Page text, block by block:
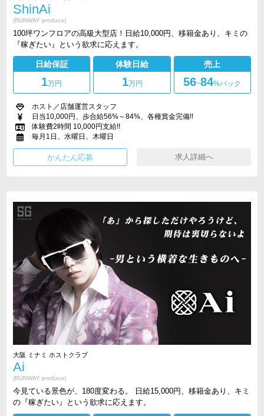
ShinAi
(RUNWAY produce)
100坪ワンフロアの高級大型店！日給10,000円、移籍金あり、キミの
『稼ぎたい』という欲求に応えます。
日給保証
1万円
体験日給
1万円
売上
56~84%バック
ホスト／店舗運営スタッフ
日当10,000円、歩合給56%～84%、各種賞金完備!!
体験費2時間 10,000円支給!!
毎月1日、水曜日、木曜日
求人詳細へ
大阪 ミナミ ホストクラブ
Ai
(RUNWAY produce)
今見ている景色が、180度変わる。 日給15,000円、移籍金あり、キミ
の『稼ぎたい』という欲求に応えます。